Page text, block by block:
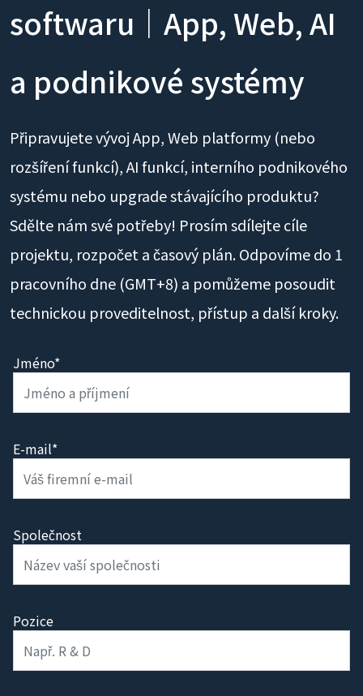
softwaru｜App, Web, AI
a podnikové systémy
Připravujete vývoj App, Web platformy (nebo
rozšíření funkcí), AI funkcí, interního podnikového
systému nebo upgrade stávajícího produktu?
Sdělte nám své potřeby! Prosím sdílejte cíle
projektu, rozpočet a časový plán. Odpovíme do 1
pracovního dne (GMT+8) a pomůžeme posoudit
technickou proveditelnost, přístup a další kroky.
Jméno*
E-mail*
Společnost
Pozice